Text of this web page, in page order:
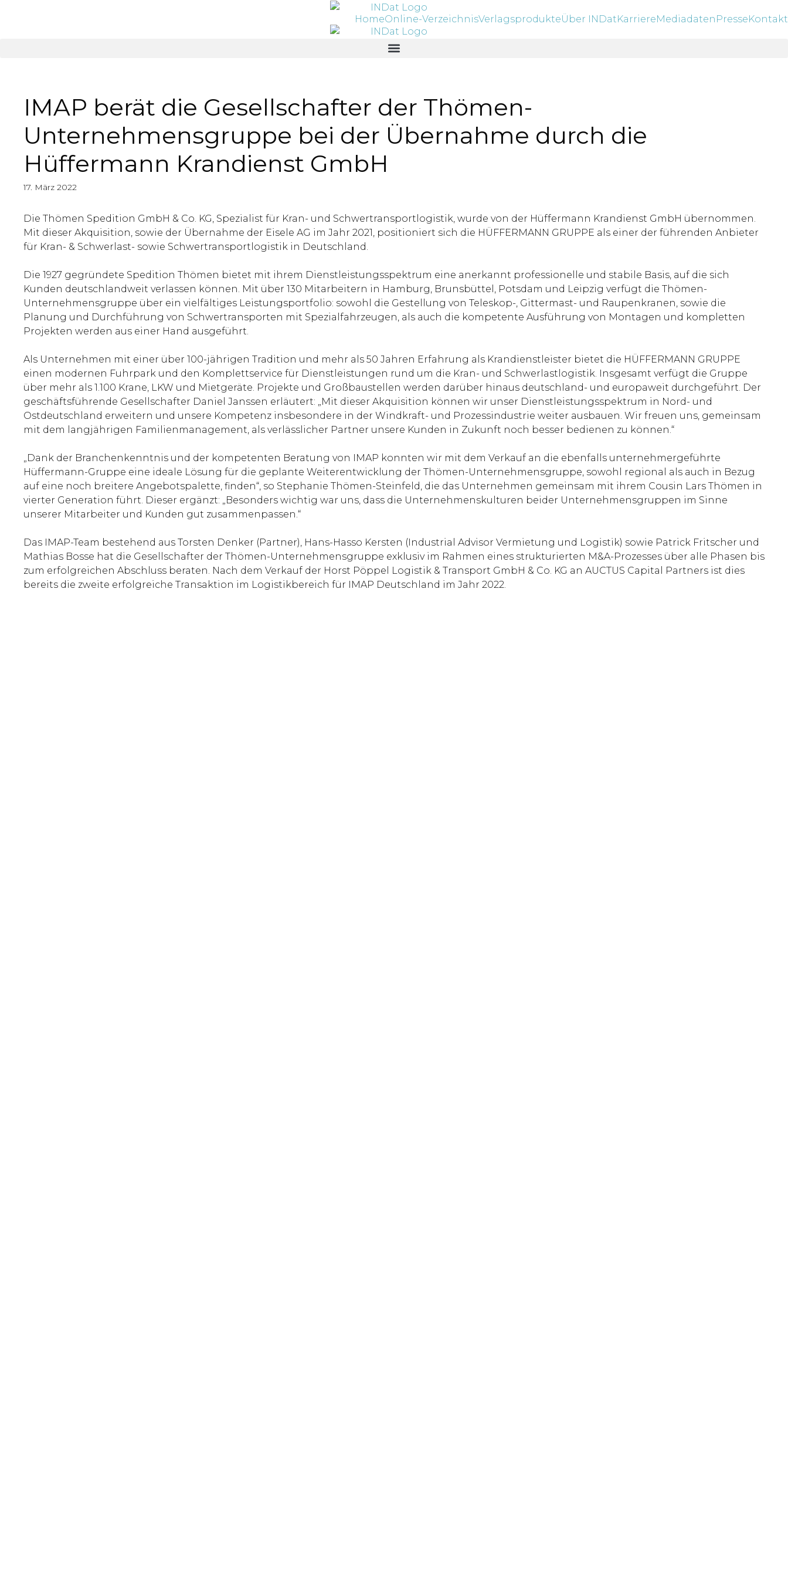
HomeOnline-VerzeichnisVerlagsprodukteÜber INDatKarriereMediadaten PresseKontakt
IMAP berät die Gesellschafter der Thömen-
Unternehmensgruppe bei der Übernahme durch die
Hüffermann Krandienst GmbH
17. März 2022
Die Thömen Spedition GmbH & Co. KG, Spezialist für Kran- und Schwertransportlogistik, wurde von der Hüffermann Krandienst GmbH übernommen.
Mit dieser Akquisition, sowie der Übernahme der Eisele AG im Jahr 2021, positioniert sich die HÜFFERMANN GRUPPE als einer der führenden Anbieter
für Kran- & Schwerlast- sowie Schwertransportlogistik in Deutschland.
Die 1927 gegründete Spedition Thömen bietet mit ihrem Dienstleistungsspektrum eine anerkannt professionelle und stabile Basis, auf die sich
Kunden deutschlandweit verlassen können. Mit über 130 Mitarbeitern in Hamburg, Brunsbüttel, Potsdam und Leipzig verfügt die Thömen-
Unternehmensgruppe über ein vielfältiges Leistungsportfolio: sowohl die Gestellung von Teleskop-, Gittermast- und Raupenkranen, sowie die
Planung und Durchführung von Schwertransporten mit Spezialfahrzeugen, als auch die kompetente Ausführung von Montagen und kompletten
Projekten werden aus einer Hand ausgeführt.
Als Unternehmen mit einer über 100-jährigen Tradition und mehr als 50 Jahren Erfahrung als Krandienstleister bietet die HÜFFERMANN GRUPPE
einen modernen Fuhrpark und den Komplettservice für Dienstleistungen rund um die Kran- und Schwerlastlogistik. Insgesamt verfügt die Gruppe
über mehr als 1.100 Krane, LKW und Mietgeräte. Projekte und Großbaustellen werden darüber hinaus deutschland- und europaweit durchgeführt. Der
geschäftsführende Gesellschafter Daniel Janssen erläutert: „Mit dieser Akquisition können wir unser Dienstleistungsspektrum in Nord- und
Ostdeutschland erweitern und unsere Kompetenz insbesondere in der Windkraft- und Prozessindustrie weiter ausbauen. Wir freuen uns, gemeinsam
mit dem langjährigen Familienmanagement, als verlässlicher Partner unsere Kunden in Zukunft noch besser bedienen zu können.“
„Dank der Branchenkenntnis und der kompetenten Beratung von IMAP konnten wir mit dem Verkauf an die ebenfalls unternehmergeführte
Hüffermann-Gruppe eine ideale Lösung für die geplante Weiterentwicklung der Thömen-Unternehmensgruppe, sowohl regional als auch in Bezug
auf eine noch breitere Angebotspalette, finden“, so Stephanie Thömen-Steinfeld, die das Unternehmen gemeinsam mit ihrem Cousin Lars Thömen in
vierter Generation führt. Dieser ergänzt: „Besonders wichtig war uns, dass die Unternehmenskulturen beider Unternehmensgruppen im Sinne
unserer Mitarbeiter und Kunden gut zusammenpassen.“
Das IMAP-Team bestehend aus Torsten Denker (Partner), Hans-Hasso Kersten (Industrial Advisor Vermietung und Logistik) sowie Patrick Fritscher und
Mathias Bosse hat die Gesellschafter der Thömen-Unternehmensgruppe exklusiv im Rahmen eines strukturierten M&A-Prozesses über alle Phasen bis
zum erfolgreichen Abschluss beraten. Nach dem Verkauf der Horst Pöppel Logistik & Transport GmbH & Co. KG an AUCTUS Capital Partners ist dies
bereits die zweite erfolgreiche Transaktion im Logistikbereich für IMAP Deutschland im Jahr 2022.